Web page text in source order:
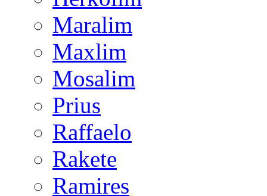
Maralim
Maxlim
Mosalim
Prius
Raffaelo
Rakete
Ramires